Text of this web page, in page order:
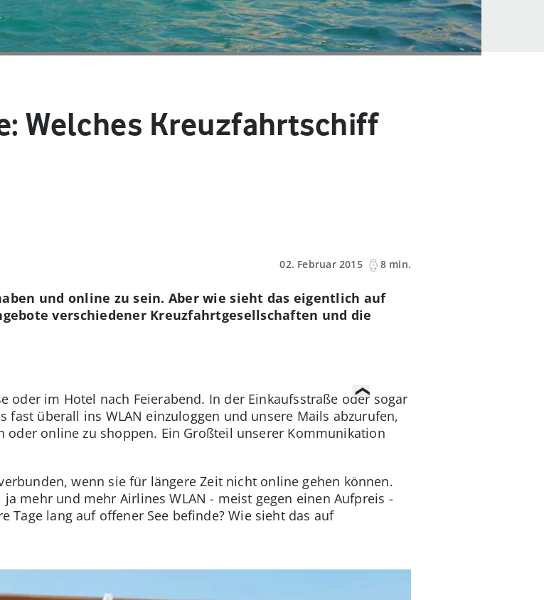
Welches Kreuzfahrtschiff
02. Februar 2015
8 min.
und online zu sein. Aber wie sieht das eigentlich auf
verschiedener Kreuzfahrtgesellschaften und die
oder im Hotel nach Feierabend. In der Einkaufsstraße oder sogar
überall ins WLAN einzuloggen und unsere Mails abzurufen,
oder online zu shoppen. Ein Großteil unserer Kommunikation
wenn sie für längere Zeit nicht online gehen können.
mehr und mehr Airlines WLAN - meist gegen einen Aufpreis -
Tage lang auf offener See befinde? Wie sieht das auf